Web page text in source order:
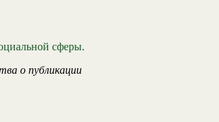
сферы.
о публикации